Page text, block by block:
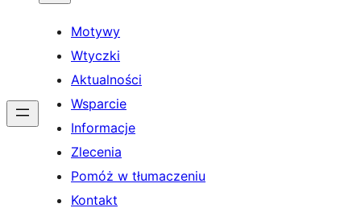
Motywy
Wtyczki
Aktualności
Wsparcie
Informacje
Zlecenia
Pomóż w tłumaczeniu
Kontakt